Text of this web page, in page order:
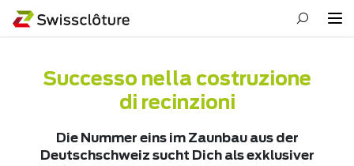
Successo nella costruzione
di recinzioni
Die Nummer eins im Zaunbau aus der
Deutschschweiz sucht Dich als exklusiver